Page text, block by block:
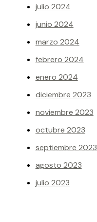
julio 2024
junio 2024
marzo 2024
febrero 2024
enero 2024
diciembre 2023
noviembre 2023
octubre 2023
septiembre 2023
agosto 2023
julio 2023